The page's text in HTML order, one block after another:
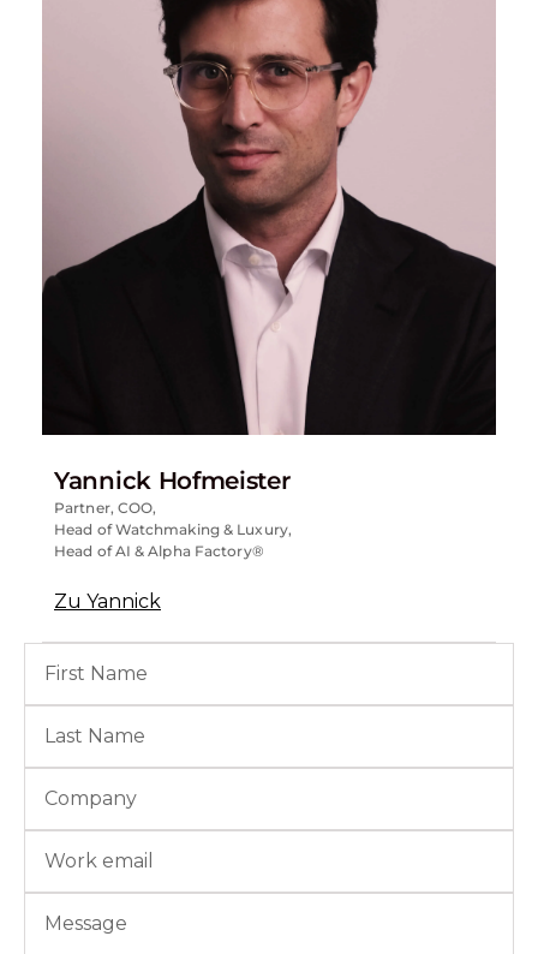
Yannick Hofmeister
Partner, COO,
Head of Watchmaking & Luxury,
Head of AI & Alpha Factory®
Zu Yannick